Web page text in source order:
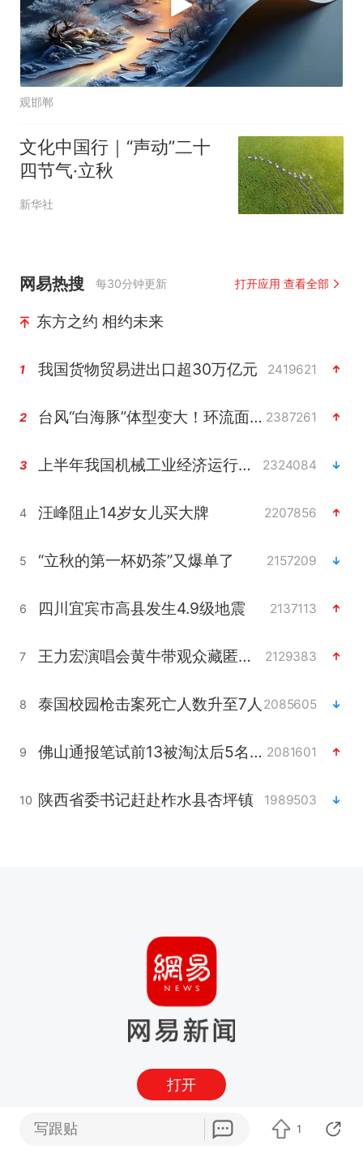
观邯郸
文化中国行｜“声动”二十
四节气·立秋
新华社
网易热搜 每30分钟更新 打开应用 查看全部
东方之约 相约未来
1 我国货物贸易进出口超30万亿元 2419621
2 台风“白海豚”体型变大！环流面积接近13个浙江那么大 2387261
3 上半年我国机械工业经济运行稳中有进 2324084
4 汪峰阻止14岁女儿买大牌 2207856
5 “立秋的第一杯奶茶”又爆单了 2157209
6 四川宜宾市高县发生4.9级地震 2137113
7 王力宏演唱会黄牛带观众藏匿被查获 2129383
8 泰国校园枪击案死亡人数升至7人 2085605
9 佛山通报笔试前13被淘汰后5名进体检 2081601
10 陕西省委书记赶赴柞水县杏坪镇 1989503
打开
写跟贴 1